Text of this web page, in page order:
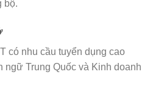
bộ.
có nhu cầu tuyển dụng cao
Trung Quốc và Kinh doanh